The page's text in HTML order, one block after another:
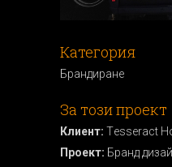
Категория
Брандиранe
За този проект
Клиент: Tеsseract
Проект: Бранд